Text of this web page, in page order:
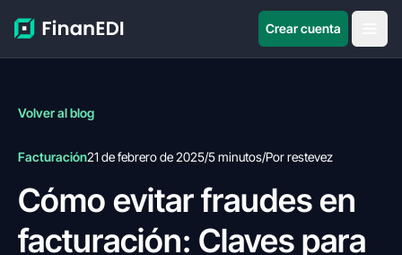
Crear cuenta
Volver al blog
Facturación21 de febrero de 2025/5 minutos/Por restevez
Cómo evitar fraudes en
facturación: Claves para